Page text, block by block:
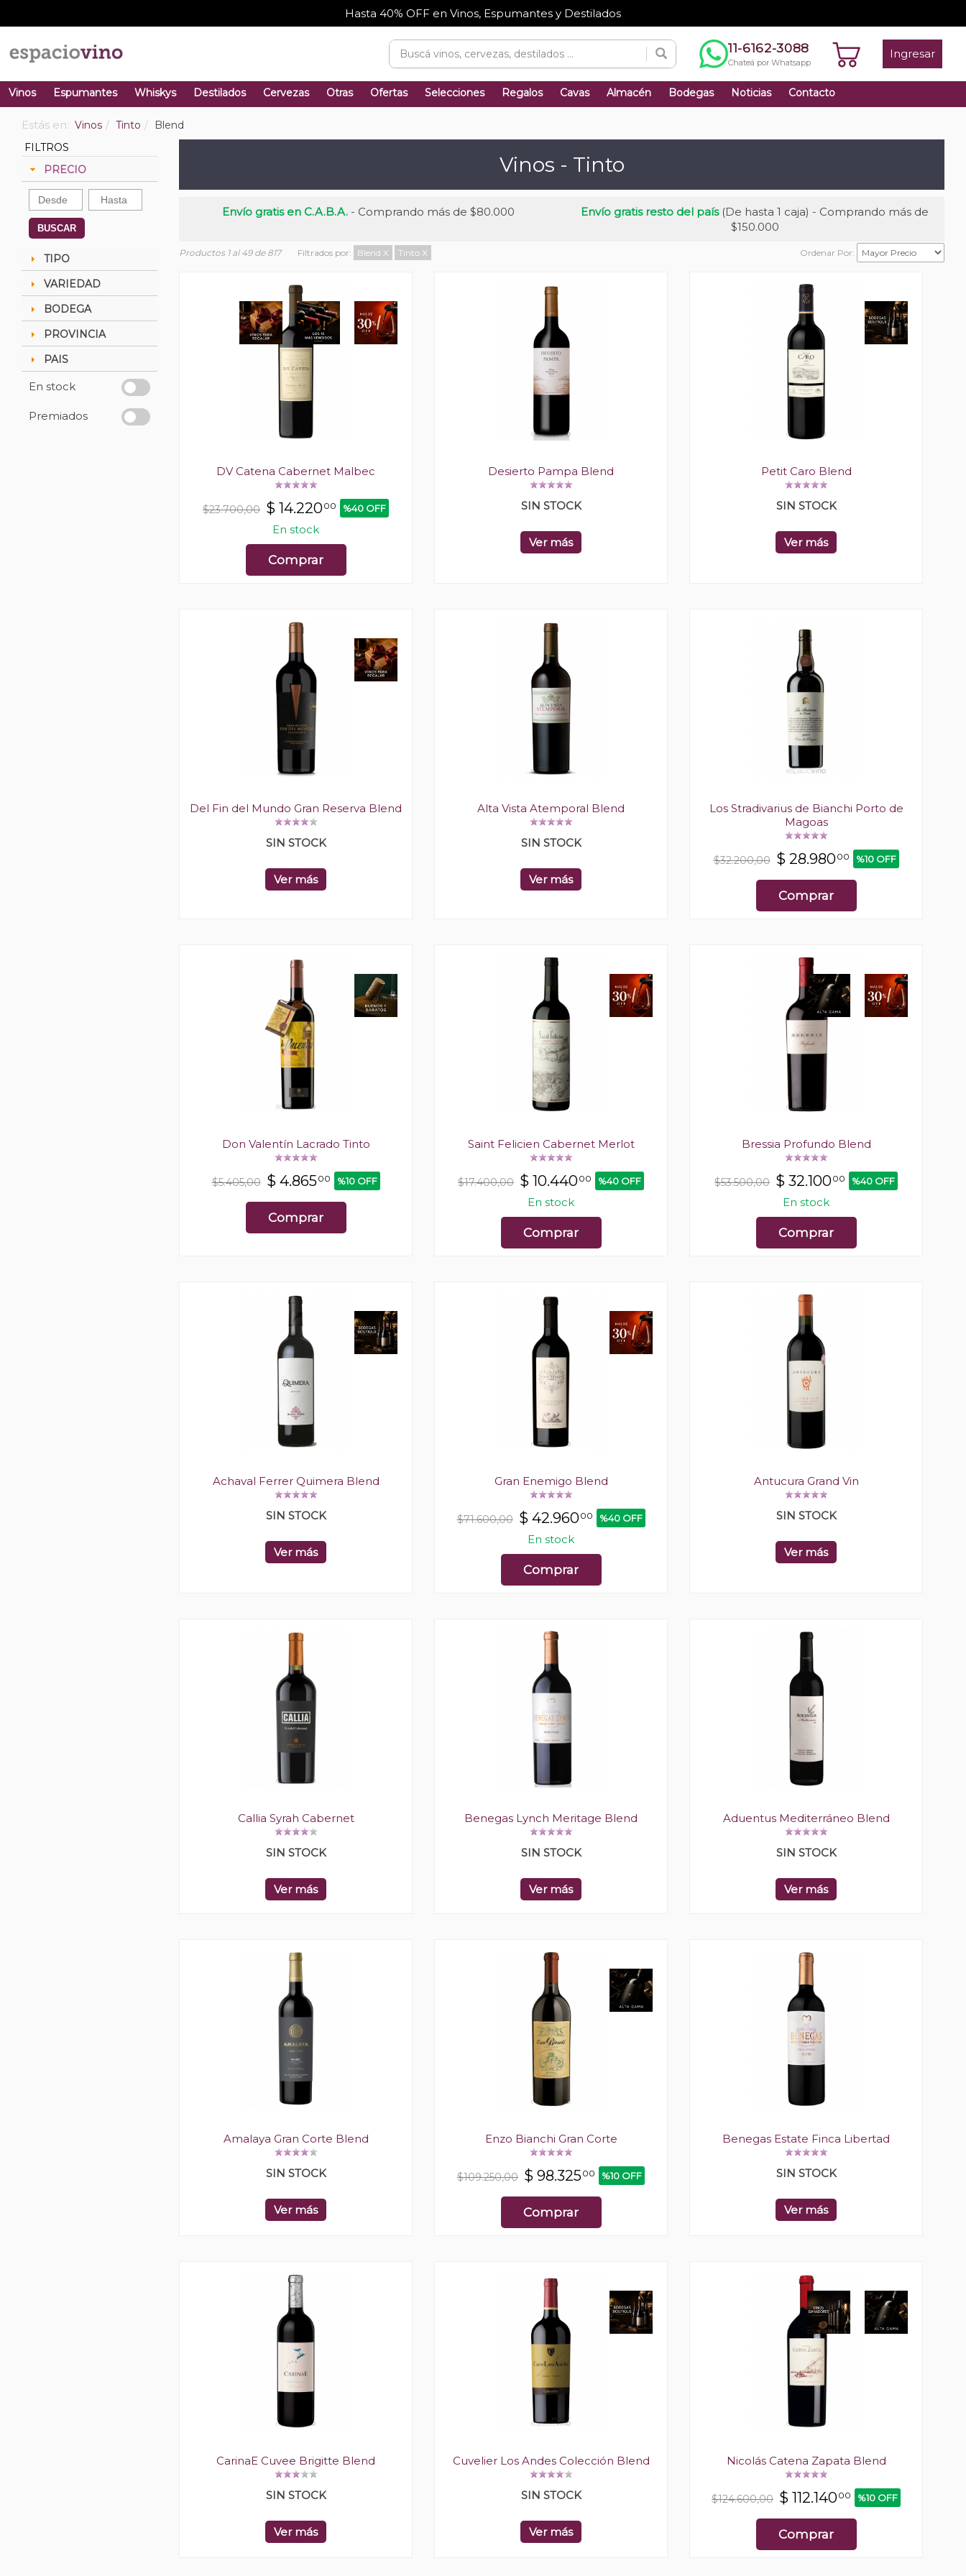
Hasta 40% OFF en Vinos, Espumantes y Destilados
11-6162-3088
Chateá por Whatsapp
Ingresar
Vinos Espumantes Whiskys Destilados Cervezas Otras Ofertas Selecciones Regalos Cavas Almacén Bodegas Noticias Contacto
Estás en: Vinos Tinto
Blend
FILTROS
PRECIO
BUSCAR
TIPO
VARIEDAD
BODEGA
PROVINCIA
PAIS
En stock
Premiados
Vinos - Tinto
Envío gratis en C.A.B.A. - Comprando más de $80.000 Envío gratis resto del país(De hasta 1 caja) - Comprando más de
$150.000
Productos 1 al 49 de 817 Filtrados por: Blend X Tinto X Ordenar Por:
DV Catena Cabernet Malbec
$23.700,00 $ 14.22000 %40 OFF
En stock
Comprar
Desierto Pampa Blend
SIN STOCK
Ver más
Petit Caro Blend
SIN STOCK
Ver más
Del Fin del Mundo Gran Reserva Blend
SIN STOCK
Ver más
Alta Vista Atemporal Blend
SIN STOCK
Ver más
Los Stradivarius de Bianchi Porto de
Magoas
$32.200,00 $ 28.98000 %10 OFF
Comprar
Don Valentín Lacrado Tinto
$5.405,00 $ 4.86500 %10 OFF
Comprar
Saint Felicien Cabernet Merlot
$17.400,00 $ 10.44000 %40 OFF
En stock
Comprar
Bressia Profundo Blend
$53.500,00 $ 32.10000 %40 OFF
En stock
Comprar
Achaval Ferrer Quimera Blend
SIN STOCK
Ver más
Gran Enemigo Blend
$71.600,00 $ 42.96000 %40 OFF
En stock
Comprar
Antucura Grand Vin
SIN STOCK
Ver más
Callia Syrah Cabernet
SIN STOCK
Ver más
Benegas Lynch Meritage Blend
SIN STOCK
Ver más
Aduentus Mediterráneo Blend
SIN STOCK
Ver más
Amalaya Gran Corte Blend
SIN STOCK
Ver más
Enzo Bianchi Gran Corte
$109.250,00 $ 98.32500 %10 OFF
Comprar
Benegas Estate Finca Libertad
SIN STOCK
Ver más
CarinaE Cuvee Brigitte Blend
SIN STOCK
Ver más
Cuvelier Los Andes Colección Blend
SIN STOCK
Ver más
Nicolás Catena Zapata Blend
$124.600,00 $ 112.14000 %10 OFF
Comprar